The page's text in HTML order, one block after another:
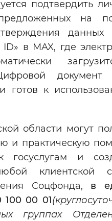
подтвердить
на
данных
в MAX, где
документ
готов к
области могут
и практическую
госуслугам и
клиентской
Соцфонда, в
100 00 01
группах